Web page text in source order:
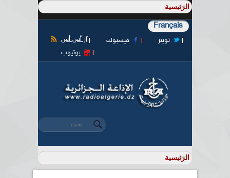
Français
آر أس أس فيسبوك
تويتر
يوتيوب
استمارة البحث
‏بحث ‏